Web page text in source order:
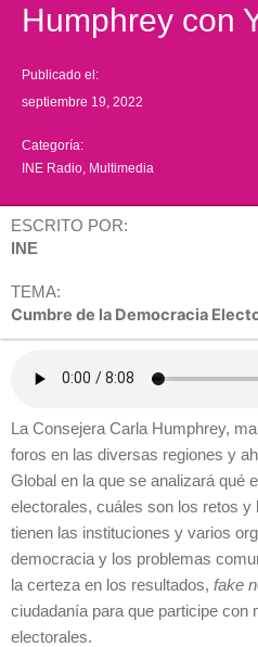
Humphrey con
Publicado el:
septiembre 19, 2022
Categoría:
INE Radio Multimedia
ESCRITO POR:
INE
TEMA:
Cumbre de la Democracia
La Consejera Carla Humphrey,
foros en las diversas regiones y
Global en la que se analizará qué
electorales, cuáles son los retos y
tienen las instituciones y varios
democracia y los problemas
la certeza en los resultados, fake
ciudadanía para que participe con
electorales.